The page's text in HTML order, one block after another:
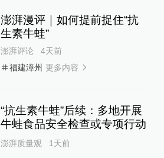
澎湃漫评｜如何提前捉住“抗
生素牛蛙”
澎湃评论
4天前
福建漳州 更多内容
“抗生素牛蛙”后续：多地开展
牛蛙食品安全检查或专项行动
澎湃质量观 1天前